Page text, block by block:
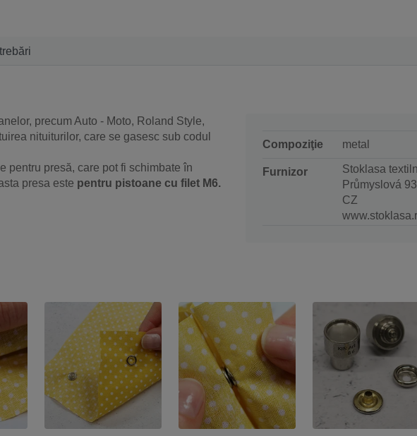
precum Auto - Moto, Roland Style,
nituiturilor, care se gasesc sub codul
pentru presă, care pot fi schimbate în
presa este pentru pistoane cu filet M6.
Compoziţie metal
Furnizor
Stoklasa
Průmyslová
CZ